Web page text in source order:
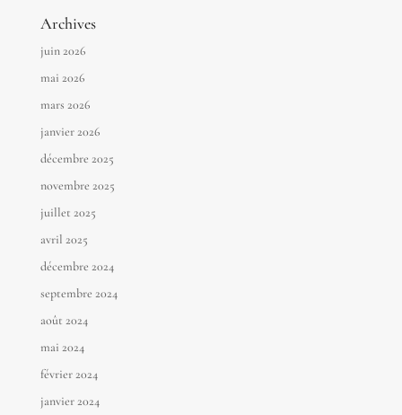
Archives
juin 2026
mai 2026
mars 2026
janvier 2026
décembre 2025
novembre 2025
juillet 2025
avril 2025
décembre 2024
septembre 2024
août 2024
mai 2024
février 2024
janvier 2024